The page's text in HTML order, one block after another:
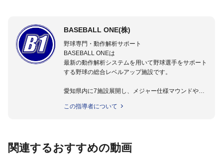
BASEBALL ONE(株)
野球専門・動作解析サポート
BASEBALL ONEは
最新の動作解析システムを用いて野球選手をサポート
する野球の総合レベルアップ施設です。
愛知県内に7施設展開し、メジャー仕様マウンドやト
動作解析システムを用いて、小学生からプロ野球選手
この指導者について
関連するおすすめの動画